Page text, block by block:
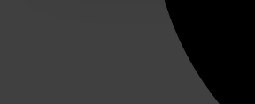
verstrekt of die ze hebben